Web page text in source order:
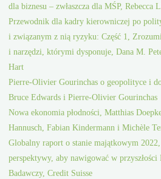
dla biznesu – zwłaszcza dla MŚP, Rebecca
Przewodnik dla kadry kierowniczej po
i związanym z nią ryzyku: Część 1,
i narzędzi, którymi dysponuje, Dana M.
Hart
Pierre-Olivier Gourinchas o geopolityce i
Bruce Edwards i Pierre-Olivier Gourinchas
Nowa ekonomia płodności, Matthias
Hannusch, Fabian Kindermann i Michèle
Globalny raport o stanie majątkowym
perspektywy, aby nawigować w przyszłości
Badawczy, Credit Suisse